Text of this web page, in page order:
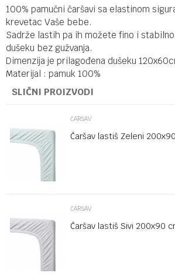
100% pamučni čaršavi sa elastinom
krevetac Vaše bebe.
Sadrže lastih pa ih možete fino i
dušeku bez gužvanja.
Dimenzija je prilagođena dušeku
Materijal : pamuk 100%
SLIČNI PROIZVODI
ČARŠAV
Čaršav lastiš Zeleni
ČARŠAV
Čaršav lastiš Sivi 200x90